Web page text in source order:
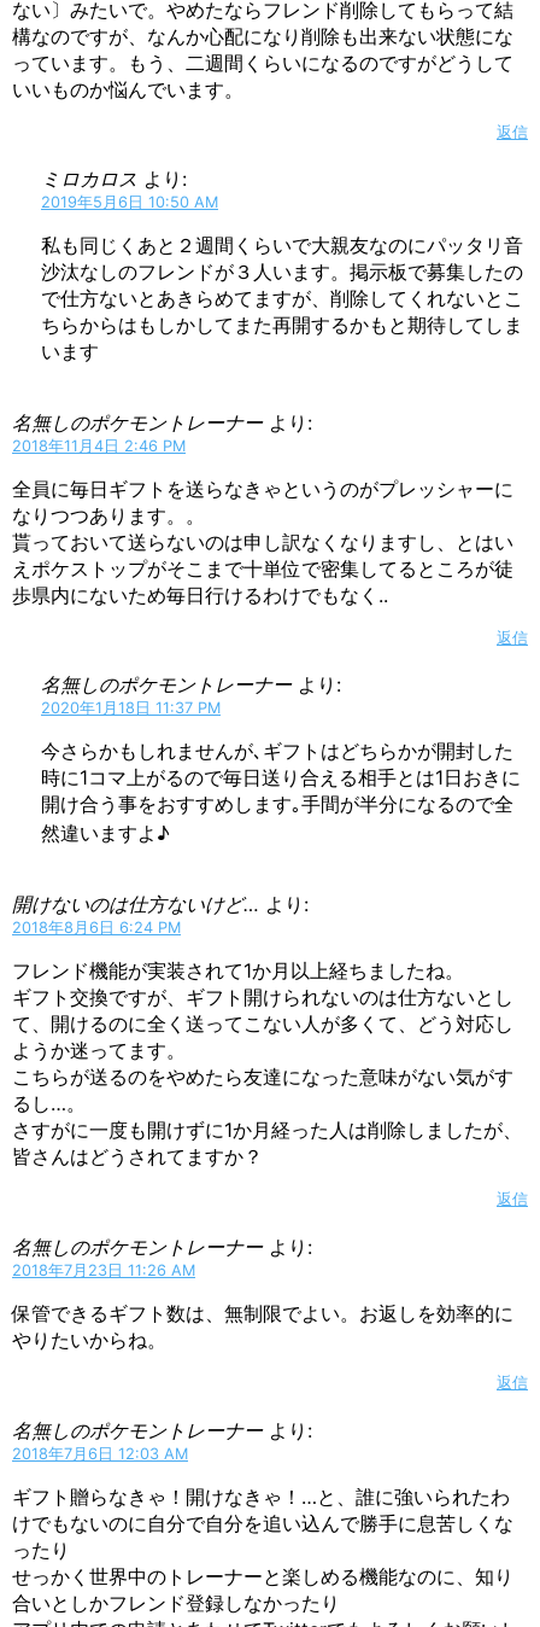
ない〕みたいで。やめたならフレンド削除してもらって結
構なのですが、なんか心配になり削除も出来ない状態にな
っています。もう、二週間くらいになるのですがどうして
いいものか悩んでいます。
返信
ミロカロス より:
2019年5月6日 10:50 AM
私も同じくあと２週間くらいで大親友なのにパッタリ音
沙汰なしのフレンドが３人います。掲示板で募集したの
で仕方ないとあきらめてますが、削除してくれないとこ
ちらからはもしかしてまた再開するかもと期待してしま
います
名無しのポケモントレーナー より:
2018年11月4日 2:46 PM
全員に毎日ギフトを送らなきゃというのがプレッシャーに
なりつつあります。。
貰っておいて送らないのは申し訳なくなりますし、とはい
えポケストップがそこまで十単位で密集してるところが徒
歩県内にないため毎日行けるわけでもなく..
返信
名無しのポケモントレーナー より:
2020年1月18日 11:37 PM
今さらかもしれませんが､ギフトはどちらかが開封した
時に1コマ上がるので毎日送り合える相手とは1日おきに
開け合う事をおすすめします｡手間が半分になるので全
然違いますよ♪
開けないのは仕方ないけど… より:
2018年8月6日 6:24 PM
フレンド機能が実装されて1か月以上経ちましたね。
ギフト交換ですが、ギフト開けられないのは仕方ないとし
て、開けるのに全く送ってこない人が多くて、どう対応し
ようか迷ってます。
こちらが送るのをやめたら友達になった意味がない気がす
るし…。
さすがに一度も開けずに1か月経った人は削除しましたが、
皆さんはどうされてますか？
返信
名無しのポケモントレーナー より:
2018年7月23日 11:26 AM
保管できるギフト数は、無制限でよい。お返しを効率的に
やりたいからね。
返信
名無しのポケモントレーナー より:
2018年7月6日 12:03 AM
ギフト贈らなきゃ！開けなきゃ！…と、誰に強いられたわ
けでもないのに自分で自分を追い込んで勝手に息苦しくな
ったり
せっかく世界中のトレーナーと楽しめる機能なのに、知り
合いとしかフレンド登録しなかったり